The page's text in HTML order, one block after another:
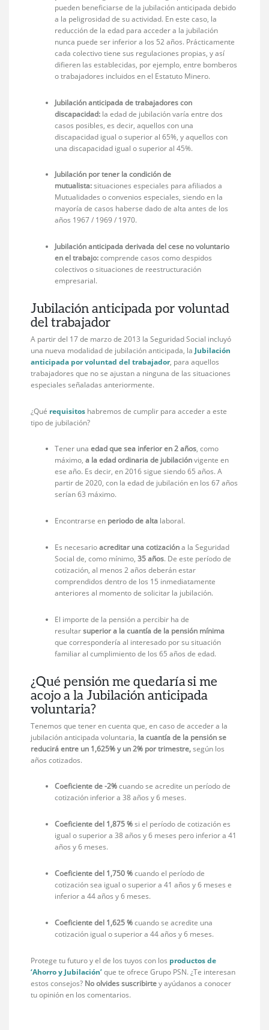
pueden beneficiarse de la jubilación anticipada debido
a la peligrosidad de su actividad. En este caso, la
reducción de la edad para acceder a la jubilación
nunca puede ser inferior a los 52 años. Prácticamente
cada colectivo tiene sus regulaciones propias, y así
difieren las establecidas, por ejemplo, entre bomberos
o trabajadores incluidos en el Estatuto Minero.
Jubilación anticipada de trabajadores con
discapacidad: la edad de jubilación varía entre dos
casos posibles, es decir, aquellos con una
discapacidad igual o superior al 65%, y aquellos con
una discapacidad igual o superior al 45%.
Jubilación por tener la condición de
mutualista:situaciones especiales para afiliados a
Mutualidades o convenios especiales, siendo en la
mayoría de casos haberse dado de alta antes de los
años 1967 / 1969 / 1970.
Jubilación anticipada derivada del cese no voluntario
en el trabajo:comprende casos como despidos
colectivos o situaciones de reestructuración
empresarial.
Jubilación anticipada por voluntad
del trabajador
A partir del 17 de marzo de 2013 la Seguridad Social incluyó
una nueva modalidad de jubilación anticipada, la Jubilación
anticipada por voluntad del trabajador, para aquellos
trabajadores que no se ajustan a ninguna de las situaciones
especiales señaladas anteriormente.
¿Qué requisitos habremos de cumplir para acceder a este
tipo de jubilación?
Tener unaedad que sea inferior en 2 años, como
máximo,a la edad ordinaria de jubilaciónvigente en
ese año. Es decir, en 2016 sigue siendo 65 años. A
partir de 2020, con la edad de jubilación en los 67 años
serían 63 máximo.
Encontrarse en periodo de alta laboral.
Es necesarioacreditar una cotizacióna la Seguridad
Social de, como mínimo,35 años. De este período de
cotización, al menos 2 años deberán estar
comprendidos dentro de los 15 inmediatamente
anteriores al momento de solicitar la jubilación.
El importe de la pensión a percibir ha de
resultarsuperior a la cuantía de la pensión mínima
que correspondería al interesado por su situación
familiar al cumplimiento de los 65 años de edad.
¿Qué pensión me quedaría si me
acojo a la Jubilación anticipada
voluntaria?
Tenemos que tener en cuenta que, en caso de acceder a la
jubilación anticipada voluntaria, la cuantía de la pensión se
reducirá entre un 1,625% y un 2% por trimestre,según los
años cotizados.
Coeficiente de -2%cuando se acredite un período de
cotización inferior a 38 años y 6 meses.
Coeficiente del 1,875 %si el período de cotización es
igual o superior a 38 años y 6 meses pero inferior a 41
años y 6 meses.
Coeficiente del 1,750 %cuando el período de
cotización sea igual o superior a 41 años y 6 meses e
inferior a 44 años y 6 meses.
Coeficiente del 1,625 %cuando se acredite una
cotización igual o superior a 44 años y 6 meses.
Protege tu futuro y el de los tuyos con los productos de
‘Ahorro y Jubilación’que te ofrece Grupo PSN. ¿Te interesan
estos consejos? No olvides suscribirtey ayúdanos a conocer
tu opinión en los comentarios.